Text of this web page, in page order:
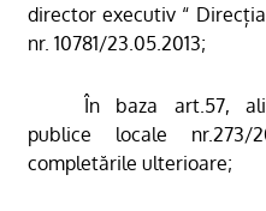
director executiv “
nr. 10781/23.05.2013;
În baza art.57,
publice locale
completările ulterioare;